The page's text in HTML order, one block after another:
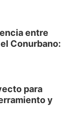
entre
Conurbano:
para
y